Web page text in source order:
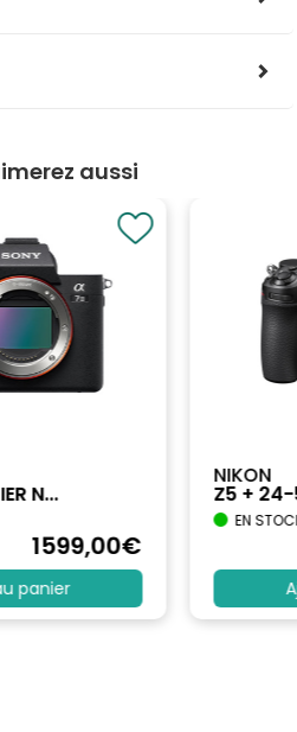
aussi
N...
1599,00€
panier
NIKON
Z5 +
EN